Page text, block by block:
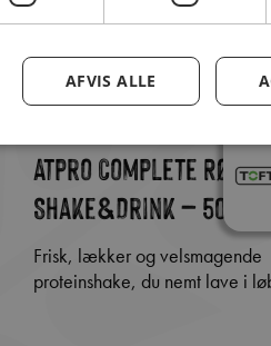
Atpro Complete Rød
Shake&Drink – 500 g
Frisk, lækker og velsmagende
proteinshake, du nemt lave i
AFVIS ALLE